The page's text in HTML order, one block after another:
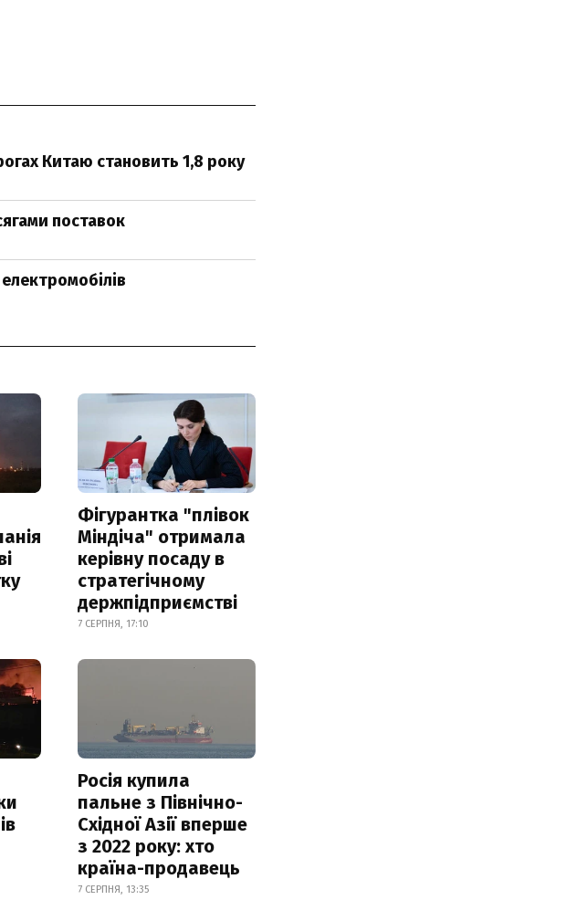
Китаю становить 1,8 року
поставок
Фігурантка "плівок
Міндіча" отримала
керівну посаду в
стратегічному
держпідприємстві
7 СЕРПНЯ, 17:10
Росія купила
пальне з Північно-
Східної Азії вперше
з 2022 року: хто
країна-продавець
7 СЕРПНЯ, 13:35